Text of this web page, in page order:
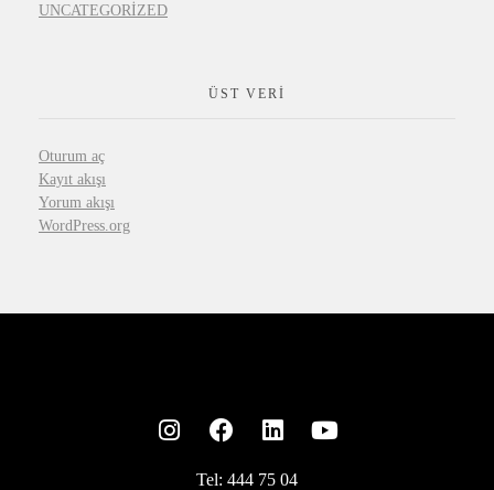
UNCATEGORIZED
ÜST VERI
Oturum aç
Kayıt akışı
Yorum akışı
WordPress.org
Tel: 444 75 04